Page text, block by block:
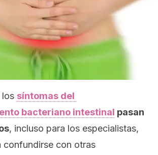
los síntomas del
bacteriano intestinal pasan
, incluso para los especialistas,
confundirse con otras